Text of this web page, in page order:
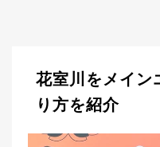
花室川をメイン
り方を紹介
か
ら
探
す
›